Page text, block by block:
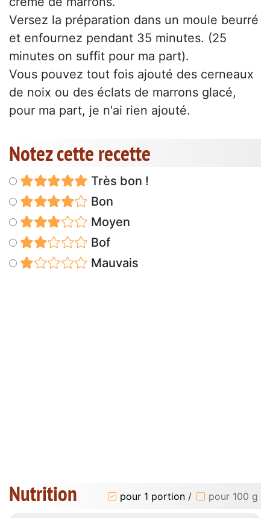
Versez la préparation dans un moule beurré
et enfournez pendant 35 minutes. (25
minutes on suffit pour ma part).
Vous pouvez tout fois ajouté des cerneaux
de noix ou des éclats de marrons glacé,
pour ma part, je n'ai rien ajouté.
Notez cette recette
Très bon !
Bon
Moyen
Bof
Mauvais
Nutrition pour 1 portion / pour 100 g